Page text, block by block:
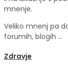
mnenje.
Veliko mnenj pa
forumih, blogih …
Zdravje